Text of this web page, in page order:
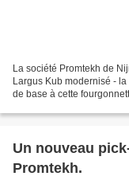
La société Promtekh de
Largus Kub modernisé -
de base à cette
Un nouveau
Promtekh.